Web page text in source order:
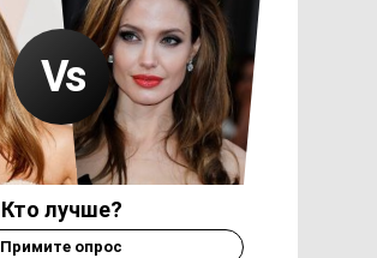
Кто лучше?
Примите опрос